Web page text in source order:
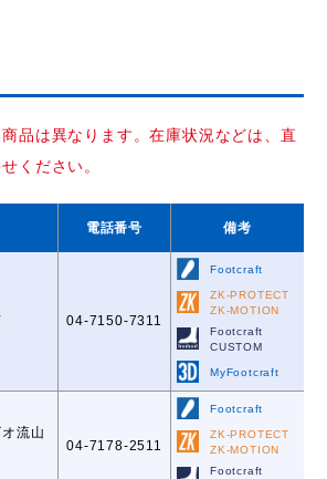
品は異なります。在庫状況などは、直
ください。
電話番号 備考
04-7150-7311
Footcraft
ZK-PROTECT
ZK-MOTION
Footcraft
CUSTOM
MyFootcraft
流山
04-7178-2511
Footcraft
ZK-PROTECT
ZK-MOTION
Footcraft